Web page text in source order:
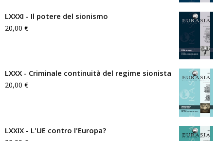
LXXXI - Il potere del sionismo
20,00 €
LXXX - Criminale continuità del regime sionista
20,00 €
LXXIX - L'UE contro l'Europa?